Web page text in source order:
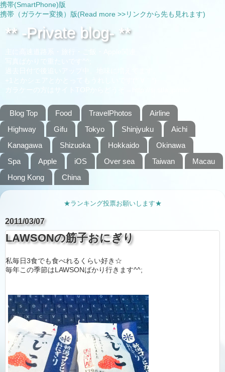
携帯(SmartPhone)版
携帯（ガラケー変換）版(Read more >>リンクから先も見れます)
** -Private blog- **
Blog Top Food TravelPhotos
Airline
Highway
Gifu Tokyo Shinjyuku
Aichi
Kanagawa
Shizuoka Hokkaido
Okinawa
Spa
Apple iOS Over sea Taiwan
Macau
Hong Kong
China
★ランキング投票お願いします★
2011/03/07
LAWSONの筋子おにぎり
私毎日3食でも食べれるくらい好き☆
毎年この季節はLAWSONばかり行きます^^;